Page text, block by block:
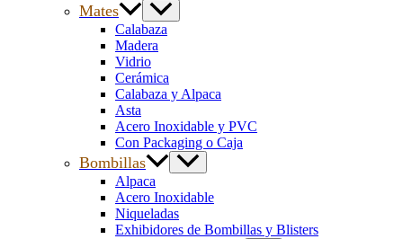
Mates
Calabaza
Madera
Vidrio
Cerámica
Calabaza y Alpaca
Asta
Acero Inoxidable y PVC
Con Packaging o Caja
Bombillas
Alpaca
Acero Inoxidable
Niqueladas
Exhibidores de Bombillas y Blisters